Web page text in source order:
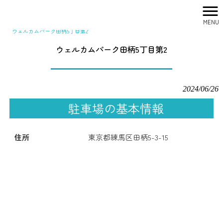
MENU
ウェルカムパーク田柄5丁目第2
ウェルカムパーク田柄5丁目第2
2024/06/26
駐車場の基本情報
住所 東京都練馬区田柄5-3-15